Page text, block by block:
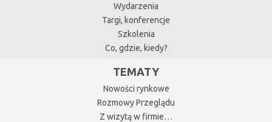
Wydarzenia
Targi, konferencje
Szkolenia
Co, gdzie, kiedy?
TEMATY
Nowości rynkowe
Rozmowy Przeglądu
Z wizytą w firmie…